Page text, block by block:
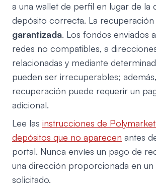
a una wallet de perfil en lugar de la
depósito correcta. La recuperación
garantizada. Los fondos enviados
redes no compatibles, a
relacionadas y mediante
pueden ser irrecuperables;
recuperación puede requerir un
adicional.
Lee las instrucciones de
depósitos que no aparecen antes
portal. Nunca envíes un pago de
una dirección proporcionada en un
solicitado.